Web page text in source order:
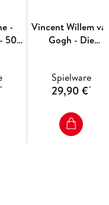
-
500
*
Vincent Willem
Gogh - Die
Spielware
29,90 €*